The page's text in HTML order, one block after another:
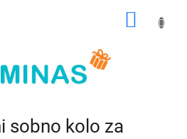
sobno kolo za